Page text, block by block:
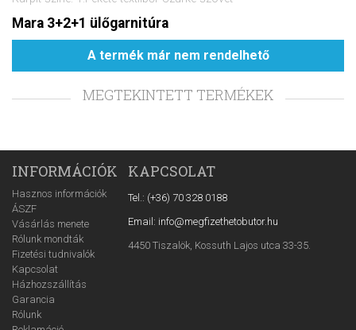
Mara 3+2+1 ülőgarnitúra
A termék már nem rendelhető
MEGTEKINTETT TERMÉKEK
INFORMÁCIÓK
Hasznos információk
ÁSZF
Vásárlás menete
Rólunk mondták
Fizetési tudnivalók
Kapcsolat
Házhozszállítás
Garancia
Rólunk
KAPCSOLAT
Tel.: (+36) 70 328 0188
Email: info@megfizethetobutor.hu
4450 Tiszalök, Kossuth Lajos utca 33-35.